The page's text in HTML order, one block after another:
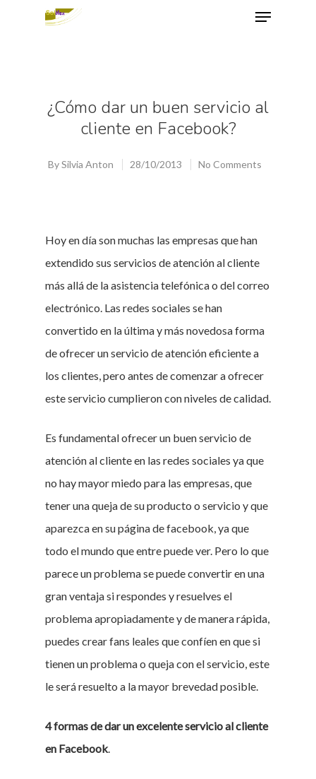
¿Cómo dar un buen servicio al
cliente en Facebook?
BySilvia Anton 28/10/2013 No Comments
Hoy en día son muchas las empresas que han
extendido sus servicios de atención al cliente
más allá de la asistencia telefónica o del correo
electrónico. Las redes sociales se han
convertido en la última y más novedosa forma
de ofrecer un servicio de atención eficiente a
los clientes, pero antes de comenzar a ofrecer
este servicio cumplieron con niveles de calidad.
Es fundamental ofrecer un buen servicio de
atención al cliente en las redes sociales ya que
no hay mayor miedo para las empresas, que
tener una queja de su producto o servicio y que
aparezca en su página de facebook, ya que
todo el mundo que entre puede ver. Pero lo que
parece un problema se puede convertir en una
gran ventaja si respondes y resuelves el
problema apropiadamente y de manera rápida,
puedes crear fans leales que confíen en que si
tienen un problema o queja con el servicio, este
le será resuelto a la mayor brevedad posible.
4 formas de dar un excelente servicio al cliente
en Facebook.